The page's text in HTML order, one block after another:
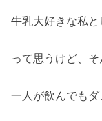
牛乳大好きな私と
って思うけど、
一人が飲んでもダ